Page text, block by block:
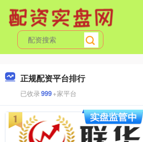
正规配资平台排行
已收录999+家平台